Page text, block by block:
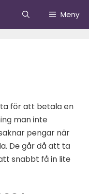
Meny
för att betala en
man inte
pengar när
De går då att ta
snabbt få in lite